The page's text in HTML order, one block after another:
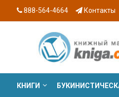
888-564-4664 Контакты
КНИГИ